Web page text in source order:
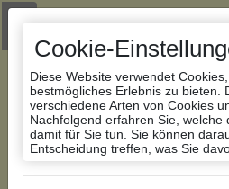
Cookie-
Diese Website verwendet
bestmögliches Erlebnis zu bieten.
verschiedene Arten von Cookies
Nachfolgend erfahren Sie, welche
damit für Sie tun. Sie können
Entscheidung treffen, was Sie
Zur Navigation springen
Zum Inhalt der Website springen
Datenbank